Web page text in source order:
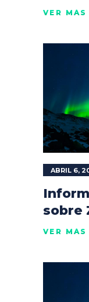
VER MÁS
ABRIL 6,
sobre
VER MÁS